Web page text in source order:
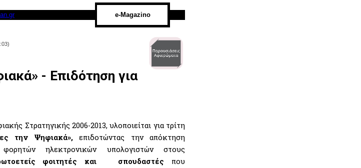
e-Magazino
- Επιδότηση για
Στρατηγικής 2006-2013, υλοποιείται για τρίτη
την Ψηφιακά», επιδοτώντας την απόκτηση
ηλεκτρονικών υπολογιστών στους
φοιτητές και σπουδαστές που